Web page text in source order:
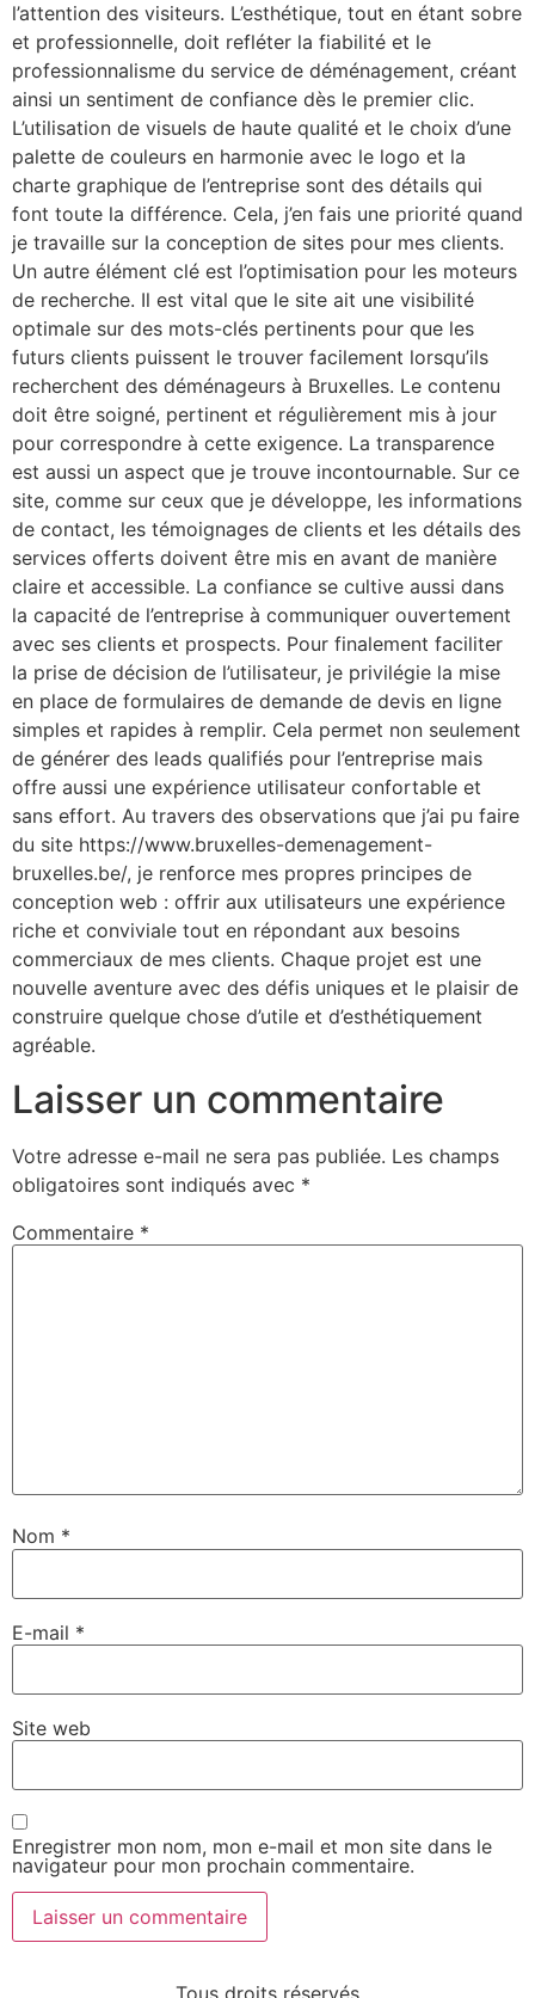
l’attention des visiteurs. L’esthétique, tout en étant sobre
et professionnelle, doit refléter la fiabilité et le
professionnalisme du service de déménagement, créant
ainsi un sentiment de confiance dès le premier clic.
L’utilisation de visuels de haute qualité et le choix d’une
palette de couleurs en harmonie avec le logo et la
charte graphique de l’entreprise sont des détails qui
font toute la différence. Cela, j’en fais une priorité quand
je travaille sur la conception de sites pour mes clients.
Un autre élément clé est l’optimisation pour les moteurs
de recherche. Il est vital que le site ait une visibilité
optimale sur des mots-clés pertinents pour que les
futurs clients puissent le trouver facilement lorsqu’ils
recherchent des déménageurs à Bruxelles. Le contenu
doit être soigné, pertinent et régulièrement mis à jour
pour correspondre à cette exigence. La transparence
est aussi un aspect que je trouve incontournable. Sur ce
site, comme sur ceux que je développe, les informations
de contact, les témoignages de clients et les détails des
services offerts doivent être mis en avant de manière
claire et accessible. La confiance se cultive aussi dans
la capacité de l’entreprise à communiquer ouvertement
avec ses clients et prospects. Pour finalement faciliter
la prise de décision de l’utilisateur, je privilégie la mise
en place de formulaires de demande de devis en ligne
simples et rapides à remplir. Cela permet non seulement
de générer des leads qualifiés pour l’entreprise mais
offre aussi une expérience utilisateur confortable et
sans effort. Au travers des observations que j’ai pu faire
du site https://www.bruxelles-demenagement-
bruxelles.be/, je renforce mes propres principes de
conception web : offrir aux utilisateurs une expérience
riche et conviviale tout en répondant aux besoins
commerciaux de mes clients. Chaque projet est une
nouvelle aventure avec des défis uniques et le plaisir de
construire quelque chose d’utile et d’esthétiquement
agréable.
Laisser un commentaire
Votre adresse e-mail ne sera pas publiée. Les champs
obligatoires sont indiqués avec *
Commentaire *
Nom *
E-mail *
Site web
Enregistrer mon nom, mon e-mail et mon site dans le
navigateur pour mon prochain commentaire.
Tous droits réservés